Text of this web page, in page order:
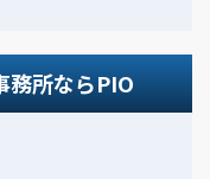
務所ならPIO